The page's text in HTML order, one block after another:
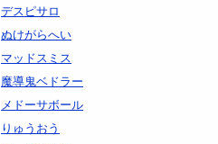
デスピサロ
ぬけがらへい
マッドスミス
魔導鬼ベドラー
メドーサボール
りゅうおう